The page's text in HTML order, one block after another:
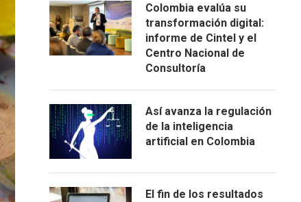
Colombia evalúa su
transformación digital:
informe de Cintel y el
Centro Nacional de
Consultoría
Así avanza la regulación
de la inteligencia
artificial en Colombia
El fin de los resultados